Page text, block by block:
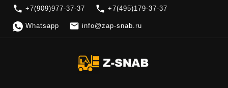
local_phone +7(909)977-37-37 local_phone +7(495)179-37-37
Whatsapp  info@zap-snab.ru